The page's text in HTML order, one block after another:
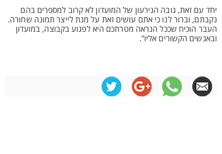
יחד עם זאת, גובה הגירעון של המועדון לא קרוב למספרים בהם
נקבתם, וברור לנו כי אתם עושים זאת על מנת לייצר תמונה שחורה.
העבר הוכיח שככל הנראה מטרתכם היא לפגוע בקבוצה, במועדון
ובאנשים הקשורים אליו".